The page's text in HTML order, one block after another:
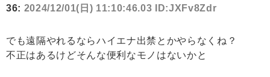
36: 2024/12/01(日) 11:10:46.03 ID:JXFv8Zdr
でも遠隔やれるならハイエナ出禁とかやらなくね？
不正はあるけどそんな便利なモノはないかと